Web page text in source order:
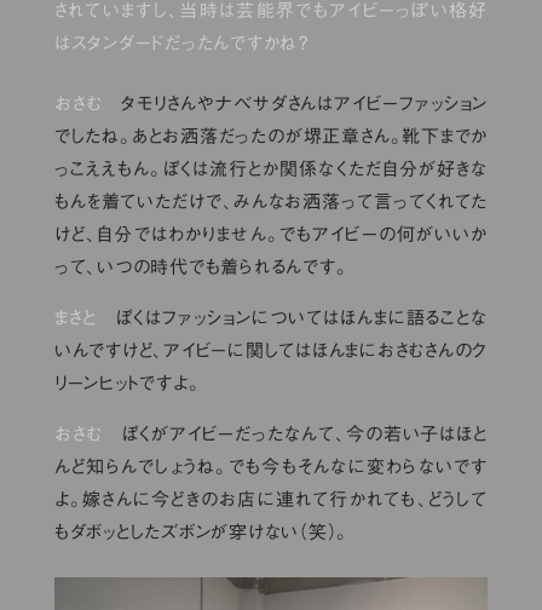
されていますし、当時は芸能界でもアイビーっぽい格好
はスタンダードだったんですかね？
おさむ タモリさんやナベサダさんはアイビーファッション
でしたね。あとお洒落だったのが堺正章さん。靴下までか
っこええもん。ぼくは流行とか関係なくただ自分が好きな
もんを着ていただけで、みんなお洒落って言ってくれてた
けど、自分ではわかりません。でもアイビーの何がいいか
って、いつの時代でも着られるんです。
まさと
ぼくはファッションについてはほんまに語ることな
いんですけど、アイビーに関してはほんまにおさむさんのク
リーンヒットですよ。
おさむ
ぼくがアイビーだったなんて、今の若い子はほと
んど知らんでしょうね。でも今もそんなに変わらないです
よ。嫁さんに今どきのお店に連れて行かれても、どうして
もダボッとしたズボンが穿けない（笑）。